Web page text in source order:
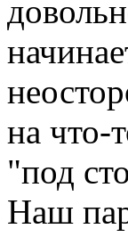
на что-
"под
Наш